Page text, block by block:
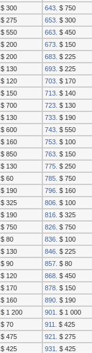
$ 300 643. $ 750
$ 275 653. $ 300
$ 550 663. $ 450
$ 200 673. $ 150
$ 200 683. $ 225
$ 130 693. $ 225
$ 120 703. $ 170
$ 150 713. $ 140
$ 700 723. $ 130
$ 130 733. $ 190
$ 600 743. $ 550
$ 160 753. $ 100
$ 850 763. $ 150
$ 130 775. $ 250
$ 60 785. $ 750
$ 190 796. $ 160
$ 325 806. $ 100
$ 190 816. $ 325
$ 750 826. $ 750
$ 80 836. $ 100
$ 130 846. $ 225
$ 90 857. $ 80
$ 120 868. $ 450
$ 170 878. $ 150
$ 160 890. $ 190
$ 1 200 901. $ 1 000
$ 70 911. $ 425
$ 475 921. $ 275
$ 425 931. $ 425